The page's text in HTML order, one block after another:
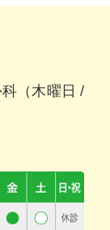
（木曜日 /